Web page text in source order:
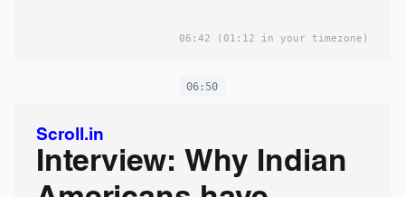
06:42 (01:12 in your timezone)
06:50
Scroll.in
Interview: Why Indian